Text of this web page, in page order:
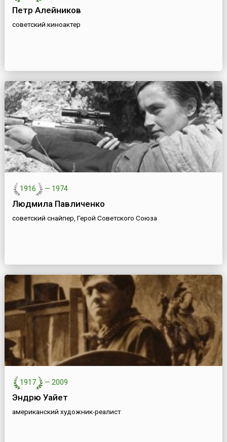
Петр Алейников
советский киноактер
1916 — 1974
Людмила Павличенко
советский снайпер, Герой Советского Союза
1917 — 2009
Эндрю Уайет
американский художник-реалист